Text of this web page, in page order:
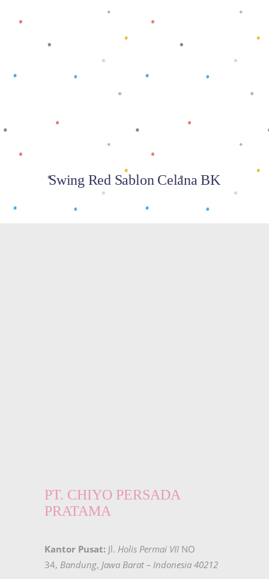
Swing Red Sablon Celana BK
PT. CHIYO PERSADA
PRATAMA
Kantor Pusat: Jl. Holis Permai VII NO
34, Bandung, Jawa Barat – Indonesia 40212